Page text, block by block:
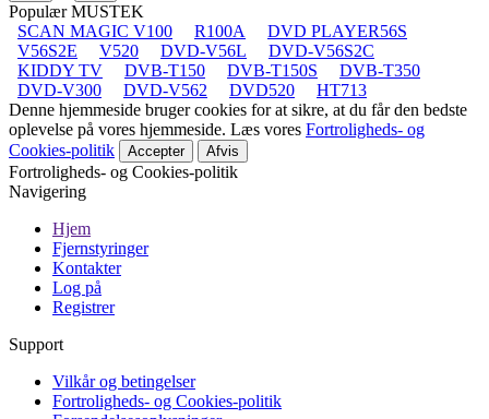
Populær MUSTEK
SCAN MAGIC V100
R100A
DVD PLAYER56S
V56S2E
V520 DVD-V56L
DVD-V56S2C
KIDDY TV
DVB-T150 DVB-T150S
DVB-T350
DVD-V300
DVD-V562 DVD520
HT713
Denne hjemmeside bruger cookies for at sikre, at du får den bedste
oplevelse på vores hjemmeside. Læs vores Fortroligheds- og
Cookies-politik
Accepter Afvis
Fortroligheds- og Cookies-politik
Navigering
Hjem
Fjernstyringer
Kontakter
Log på
Registrer
Support
Vilkår og betingelser
Fortroligheds- og Cookies-politik